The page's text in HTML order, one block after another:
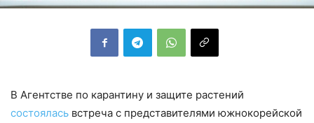
В Агентстве по карантину и защите растений
состоялась встреча с представителями южнокорейской